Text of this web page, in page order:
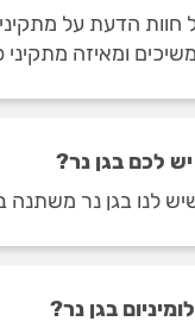
הדעת על
ומאיזה
לכם בגן נר?
משתנה בהתאם לשעות
בגן נר?